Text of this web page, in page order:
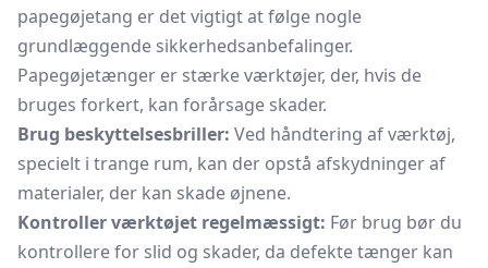
papegøjetang er det vigtigt at følge nogle
grundlæggende sikkerhedsanbefalinger.
Papegøjetænger er stærke værktøjer, der, hvis de
bruges forkert, kan forårsage skader.
Brug beskyttelsesbriller: Ved håndtering af værktøj,
specielt i trange rum, kan der opstå afskydninger af
materialer, der kan skade øjnene.
Kontroller værktøjet regelmæssigt: Før brug bør du
kontrollere for slid og skader, da defekte tænger kan